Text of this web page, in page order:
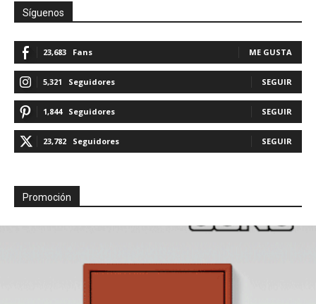
Síguenos
23,683 Fans ME GUSTA
5,321 Seguidores SEGUIR
1,844 Seguidores SEGUIR
23,782 Seguidores SEGUIR
Promoción